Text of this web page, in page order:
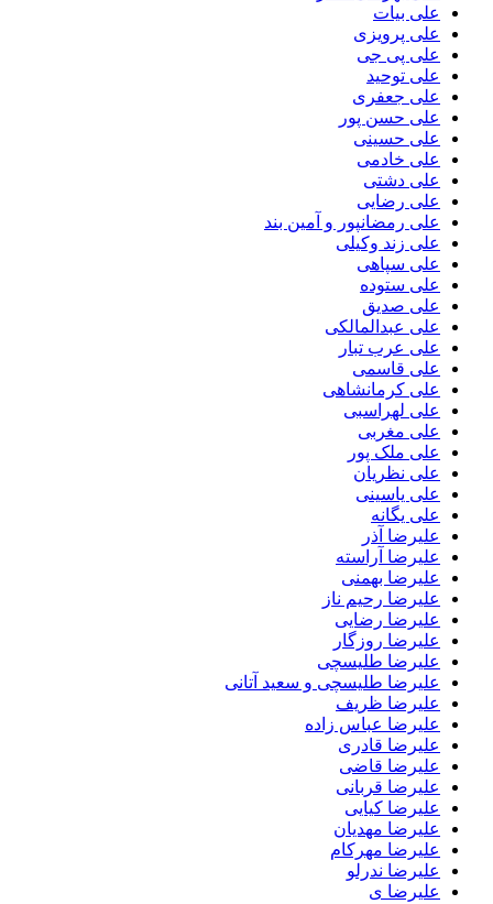
علی بیات
علی پرویزی
علی پی جی
علی توحید
علی جعفری
علی حسن پور
علی حسینی
علی خادمی
علی دشتی
علی رضایی
علی رمضانپور و آمین بند
علی زند وکیلی
علی سپاهی
علی ستوده
علی صدیق
علی عبدالمالکی
علی عرب تبار
علی قاسمی
علی کرمانشاهی
علی لهراسبی
علی مغربی
علی ملک پور
علی نظریان
علی یاسینی
علی یگانه
علیرضا آذر
علیرضا آراسته
علیرضا بهمنی
علیرضا رحیم ناز
علیرضا رضایی
علیرضا روزگار
علیرضا طلیسچی
علیرضا طلیسچی و سعید آتانی
علیرضا ظریف
علیرضا عباس زاده
علیرضا قادری
علیرضا قاضی
علیرضا قربانی
علیرضا کیایی
علیرضا مهدیان
علیرضا مهرکام
علیرضا ندرلو
علیرضا ی